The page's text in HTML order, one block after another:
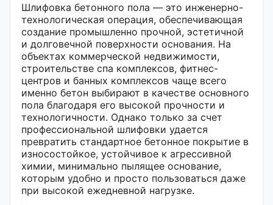
Шлифовка бетонного пола — это инженерно-
технологическая операция, обеспечивающая
создание промышленно прочной, эстетичной
и долговечной поверхности основания. На
объектах коммерческой недвижимости,
строительстве спа комплексов, фитнес-
центров и банных комплексов чаще всего
именно бетон выбирают в качестве основного
пола благодаря его высокой прочности и
технологичности. Однако только за счет
профессиональной шлифовки удается
превратить стандартное бетонное покрытие в
износостойкое, устойчивое к агрессивной
химии, минимально пылящее основание,
которым удобно и просто пользоваться даже
при высокой ежедневной нагрузке.